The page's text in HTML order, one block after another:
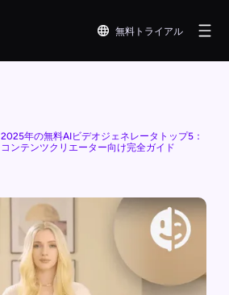
無料トライアル
2025年の無料AIビデオジェネレータトップ5：
コンテンツクリエーター向け完全ガイド